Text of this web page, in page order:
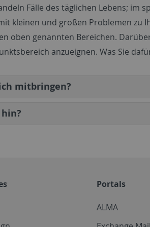
Fälle des täglichen Lebens;
kleinen und großen Problemen zu
oben genannten Bereichen.
anzueignen. Was Sie
mitbringen?
Portals
ALMA